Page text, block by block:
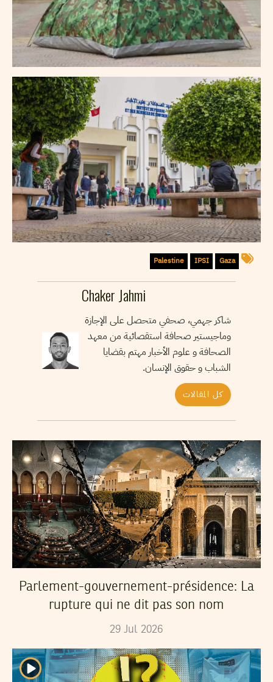
Gaza
IPSI
Palestine
Chaker Jahmi
شاكر جهمي، صحفي متحصل على الإجازة
وماجيستير صحافة استقصائية من معهد
الصحافة و علوم الأخبار مهتم بقضايا
الشباب و حقوق الإنسان.
كل المقالات
Parlement-gouvernement-présidence: La
rupture qui ne dit pas son nom
29 Jul 2026